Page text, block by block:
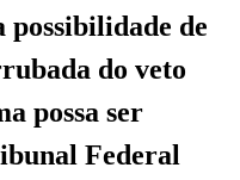
possibilidade de
do veto
possa ser
Federal